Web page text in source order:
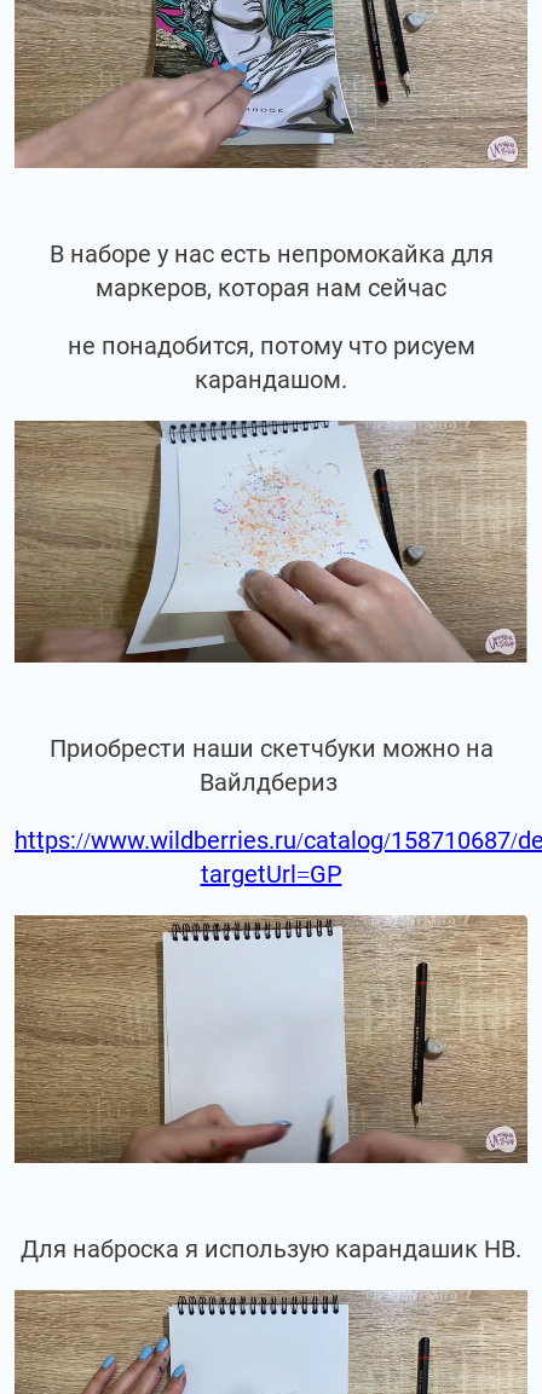
В наборе у нас есть непромокайка для
маркеров, которая нам сейчас
не понадобится, потому что рисуем
карандашом.
Приобрести наши скетчбуки можно на
Вайлдбериз
https://www.wildberries.ru/catalog/158710687/
targetUrl=GP
Для наброска я использую карандашик НВ.